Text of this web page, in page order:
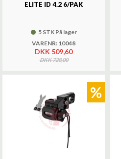
ELITE ID 4.2 6/PAK
5 STK På lager
VARENR: 10048
DKK 509,60
DKK 728,00
%